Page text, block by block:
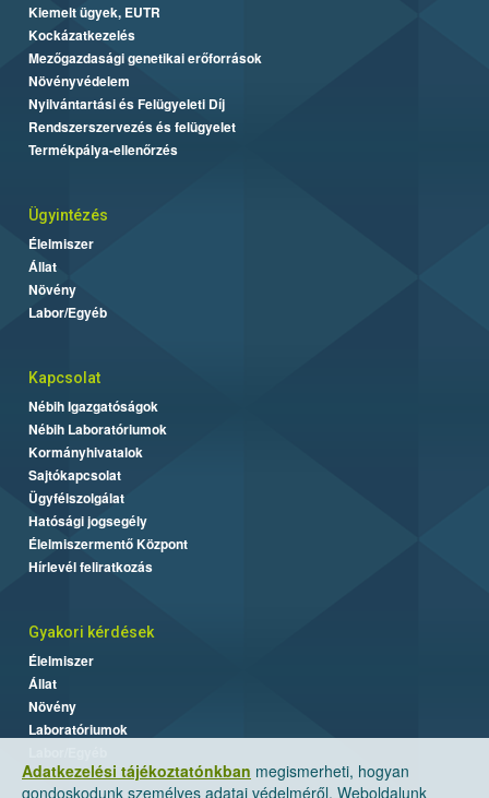
Adatkezelési tájékoztatónkban megismerheti, hogyan
gondoskodunk személyes adatai védelméről. Weboldalunk
Kiemelt ügyek, EUTR
Kockázatkezelés
Mezőgazdasági genetikai erőforrások
Növényvédelem
Nyilvántartási és Felügyeleti Díj
Rendszerszervezés és felügyelet
Termékpálya-ellenőrzés
Ügyintézés
Élelmiszer
Állat
Növény
Labor/Egyéb
Kapcsolat
Nébih Igazgatóságok
Nébih Laboratóriumok
Kormányhivatalok
Sajtókapcsolat
Ügyfélszolgálat
Hatósági jogsegély
Élelmiszermentő Központ
Hírlevél feliratkozás
Gyakori kérdések
Élelmiszer
Állat
Növény
Laboratóriumok